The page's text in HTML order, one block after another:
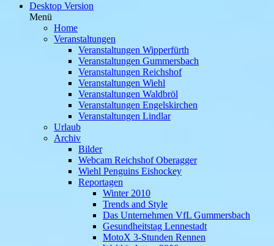
Desktop Version
Menü
Home
Veranstaltungen
Veranstaltungen Wipperfürth
Veranstaltungen Gummersbach
Veranstaltungen Reichshof
Veranstaltungen Wiehl
Veranstaltungen Waldbröl
Veranstaltungen Engelskirchen
Veranstaltungen Lindlar
Urlaub
Archiv
Bilder
Webcam Reichshof Oberagger
Wiehl Penguins Eishockey
Reportagen
Winter 2010
Trends and Style
Das Unternehmen VfL Gummersbach
Gesundheitstag Lennestadt
MotoX 3-Stunden Rennen